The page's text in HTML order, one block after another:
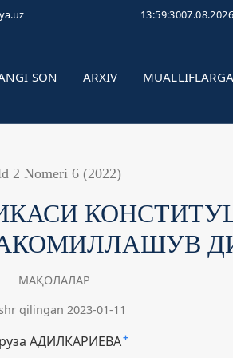
13:59:31
SON ARXIV MUALLIFLARGA
2 Nomeri 6 (2022)
МАҚОЛАЛАР
qilingan 2023-01-11
АДИЛКАРИЕВА+